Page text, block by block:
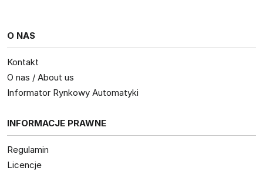
O NAS
Kontakt
O nas / About us
Informator Rynkowy Automatyki
INFORMACJE PRAWNE
Regulamin
Licencje